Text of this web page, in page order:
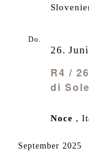
Do.
R4 /
di Sole
26.
Noce ,
September 2025